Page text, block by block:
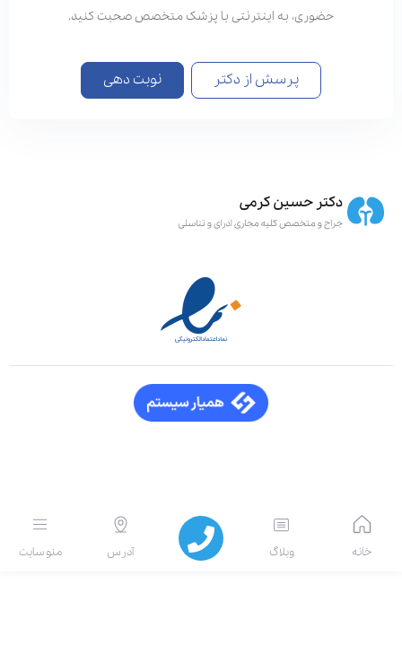
حضوری، به اینترنتی با پزشک متخصص صحبت کنید.
پرسش از دکتر نوبت دهی
منو سایت